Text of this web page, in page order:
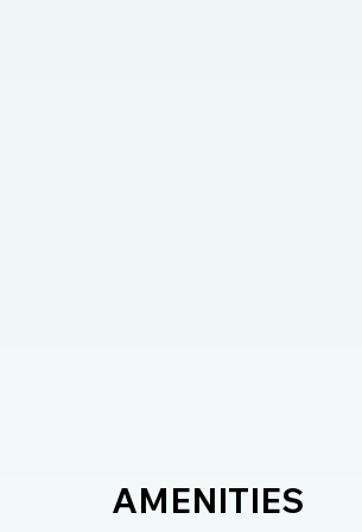
AMENITIES